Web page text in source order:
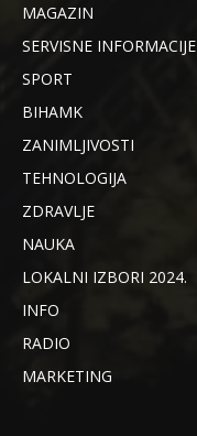
MAGAZIN
SERVISNE INFORMACIJE
SPORT
BIHAMK
ZANIMLJIVOSTI
TEHNOLOGIJA
ZDRAVLJE
NAUKA
LOKALNI IZBORI 2024.
INFO
RADIO
MARKETING